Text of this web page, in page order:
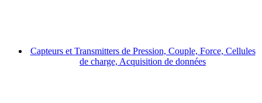
Capteurs et Transmitters de Pression, Couple, Force, Cellules
de charge, Acquisition de données